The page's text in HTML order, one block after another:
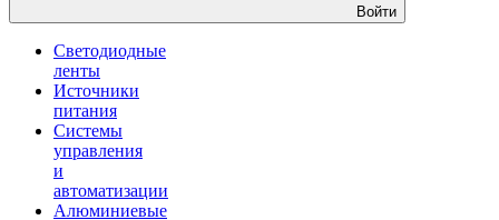
Войти
Светодиодные
ленты
Источники
питания
Системы
управления
и
автоматизации
Алюминиевые